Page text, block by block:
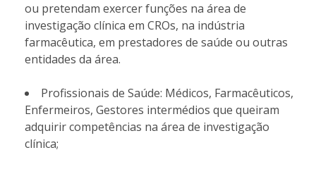
ou pretendam exercer funções na área de
investigação clínica em CROs, na indústria
farmacêutica, em prestadores de saúde ou outras
entidades da área.
Profissionais de Saúde: Médicos, Farmacêuticos,
Enfermeiros, Gestores intermédios que queiram
adquirir competências na área de investigação
clínica;